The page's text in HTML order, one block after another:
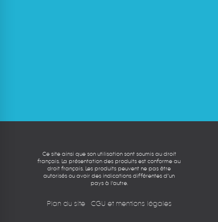
Ce site ainsi que son utilisation sont soumis au droit
français. La présentation des produits est conforme au
droit français. Les produits peuvent ne pas être
autorisés ou avoir des indications différentes d’un
pays à l’autre.
Plan du site CGU et mentions légales